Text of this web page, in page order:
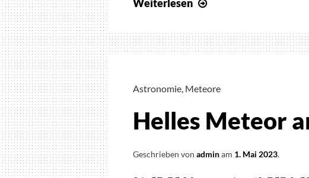
Weiterlesen
der
Meteor-
Astronomie, Meteore
Helles Meteor
Geschrieben von adminam 1. Mai 2023.